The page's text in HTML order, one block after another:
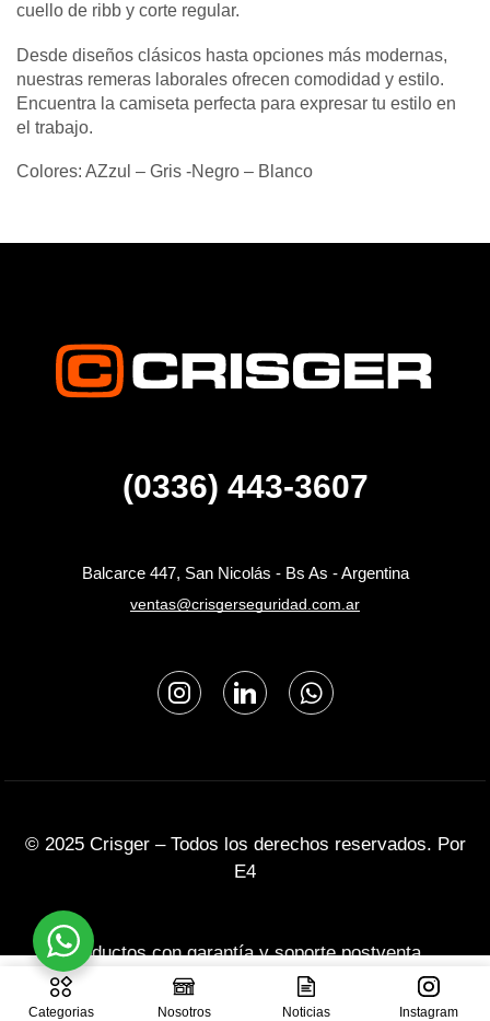
cuello de ribb y corte regular.
Desde diseños clásicos hasta opciones más modernas,
nuestras remeras laborales ofrecen comodidad y estilo.
Encuentra la camiseta perfecta para expresar tu estilo en
el trabajo.
Colores: AZzul – Gris -Negro – Blanco
Añadir Al Carrito
Categorias Nosotros Noticias Instagram
(0336) 443-3607
Balcarce 447, San Nicolás - Bs As - Argentina
ventas@crisgerseguridad.com.ar
© 2025 Crisger – Todos los derechos reservados. Por
E4
Productos con garantía y soporte postventa.